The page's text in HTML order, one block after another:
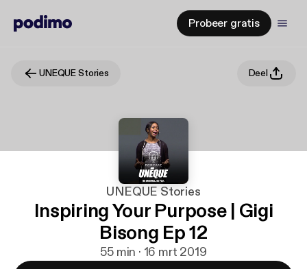
Probeer gratis
UNEQUE Stories Deel
UNEQUE Stories
Inspiring Your Purpose | Gigi
Bisong Ep 12
55 min · 16 mrt 2019